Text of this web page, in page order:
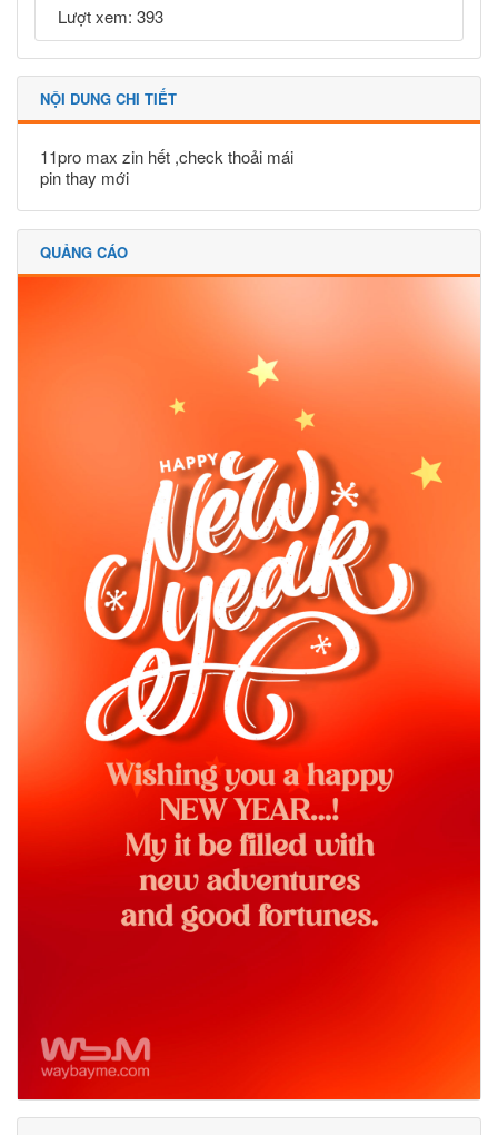
Lượt xem: 393
NỘI DUNG CHI TIẾT
11pro max zin hết ,check thoải mái
pin thay mới
QUẢNG CÁO